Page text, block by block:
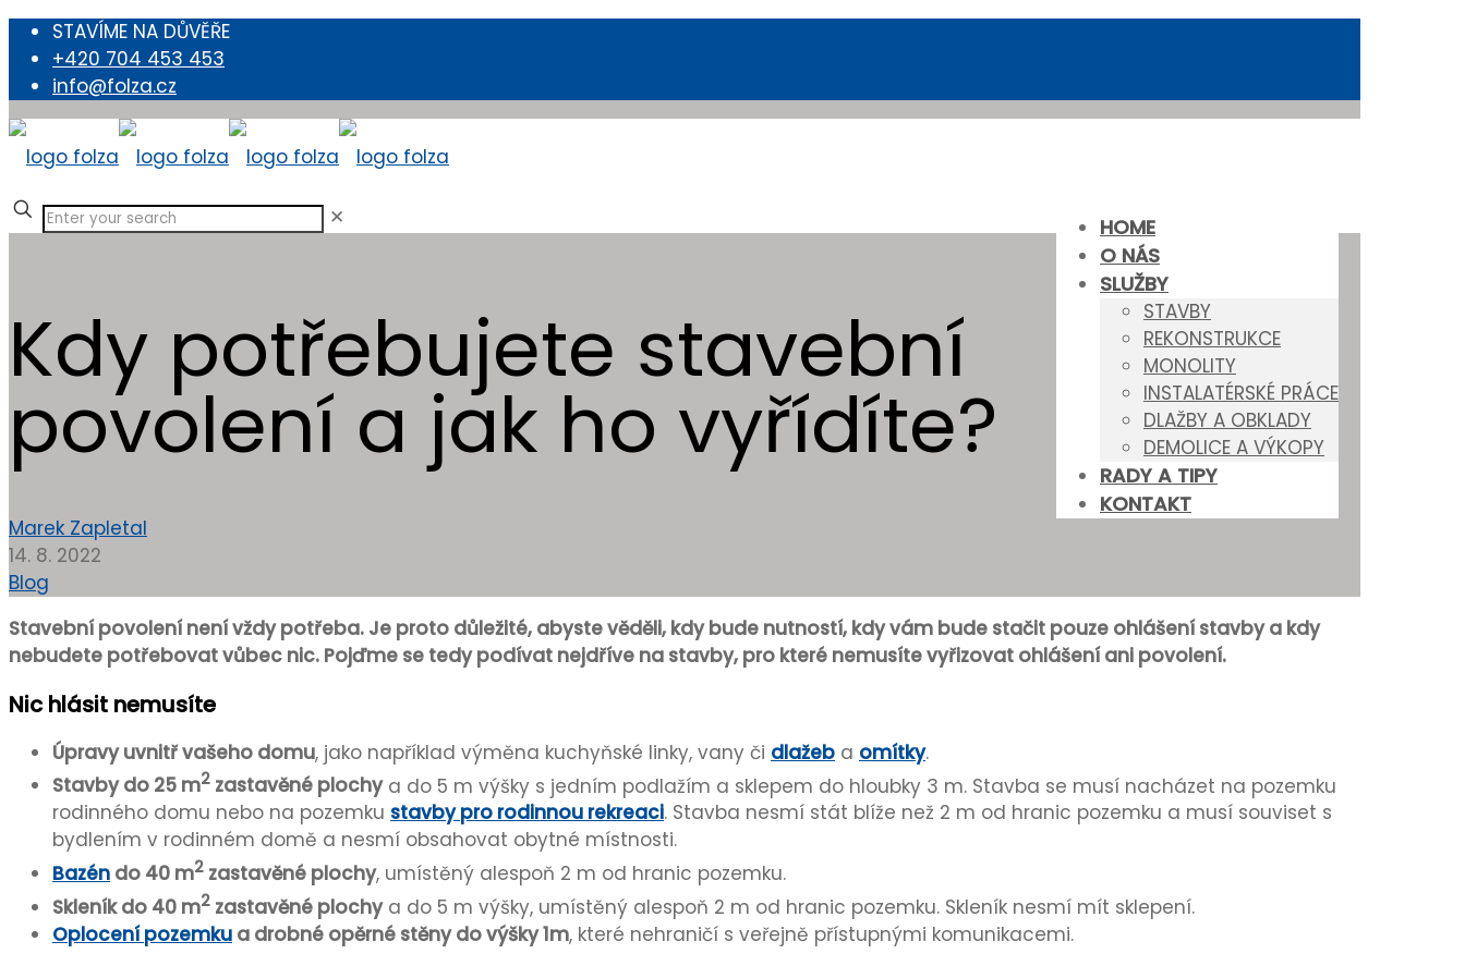
STAVÍME NA DŮVĚŘE
+420 704 453 453
info@folza.cz
HOME
O NÁS
SLUŽBY
STAVBY
REKONSTRUKCE
MONOLITY
INSTALATÉRSKÉ PRÁCE
DLAŽBY A OBKLADY
DEMOLICE A VÝKOPY
RADY A TIPY
KONTAKT
✕
Kdy potřebujete stavební
povolení a jak ho vyřídíte?
Marek Zapletal
14. 8. 2022
Blog
Stavební povolení není vždy potřeba. Je proto důležité, abyste věděli, kdy bude nutností, kdy vám bude stačit pouze ohlášení stavby a kdy
nebudete potřebovat vůbec nic. Pojďme se tedy podívat nejdříve na stavby, pro které nemusíte vyřizovat ohlášení ani povolení.
Nic hlásit nemusíte
Úpravy uvnitř vašeho domu, jako například výměna kuchyňské linky, vany či dlažeb a omítky.
Stavby do 25 m2 zastavěné plochya do 5 m výšky s jedním podlažím a sklepem do hloubky 3 m. Stavba se musí nacházet na pozemku
rodinného domu nebo na pozemku stavby pro rodinnou rekreaci. Stavba nesmí stát blíže než 2 m od hranic pozemku a musí souviset s
bydlením v rodinném domě a nesmí obsahovat obytné místnosti.
Bazén do 40 m2 zastavěné plochy, umístěný alespoň 2 m od hranic pozemku.
Skleník do 40 m2 zastavěné plochya do 5 m výšky, umístěný alespoň 2 m od hranic pozemku. Skleník nesmí mít sklepení.
Oplocení pozemku a drobné opěrné stěny do výšky 1m, které nehraničí s veřejně přístupnými komunikacemi.